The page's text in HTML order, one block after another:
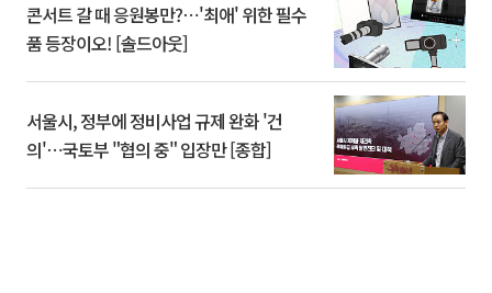
콘서트 갈 때 응원봉만?⋯'최애' 위한 필수
품 등장이오! [솔드아웃]
서울시, 정부에 정비사업 규제 완화 '건
의'⋯국토부 "협의 중" 입장만 [종합]